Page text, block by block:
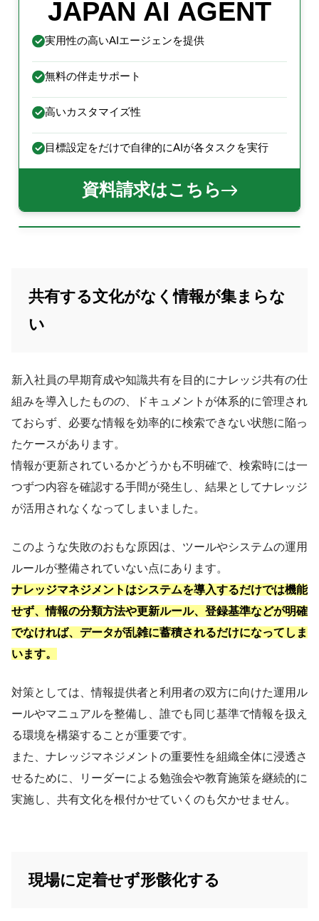
JAPAN AI AGENT
実用性の高いAIエージェンを提供
無料の伴走サポート
高いカスタマイズ性
目標設定をだけで自律的にAIが各タスクを実行
資料請求はこちら
共有する文化がなく情報が集まらな
い
新入社員の早期育成や知識共有を目的にナレッジ共有の仕
組みを導入したものの、ドキュメントが体系的に管理され
ておらず、必要な情報を効率的に検索できない状態に陥っ
たケースがあります。
情報が更新されているかどうかも不明確で、検索時には一
つずつ内容を確認する手間が発生し、結果としてナレッジ
が活用されなくなってしまいました。
このような失敗のおもな原因は、ツールやシステムの運用
ルールが整備されていない点にあります。
ナレッジマネジメントはシステムを導入するだけでは機能
せず、情報の分類方法や更新ルール、登録基準などが明確
でなければ、データが乱雑に蓄積されるだけになってしま
います。
対策としては、情報提供者と利用者の双方に向けた運用ル
ールやマニュアルを整備し、誰でも同じ基準で情報を扱え
る環境を構築することが重要です。
また、ナレッジマネジメントの重要性を組織全体に浸透さ
せるために、リーダーによる勉強会や教育施策を継続的に
実施し、共有文化を根付かせていくのも欠かせません。
現場に定着せず形骸化する